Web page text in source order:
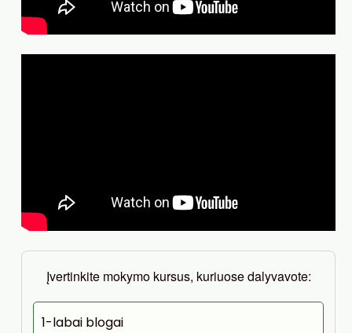
Įvertinkite mokymo kursus, kuriuose dalyvavote:
1-labai blogai